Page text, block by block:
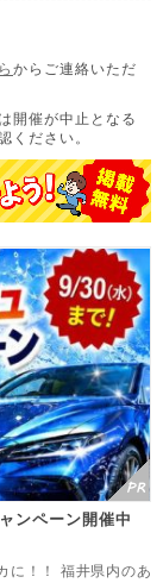
からご連絡いただ
開催が中止となる
ください。
ンペーン開催中
に！！ 福井県内のあ